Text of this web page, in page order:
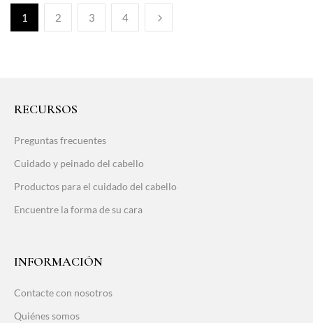
1 2 3 4
RECURSOS
Preguntas frecuentes
Cuidado y peinado del cabello
Productos para el cuidado del cabello
Encuentre la forma de su cara
INFORMACIÓN
Contacte con nosotros
Quiénes somos